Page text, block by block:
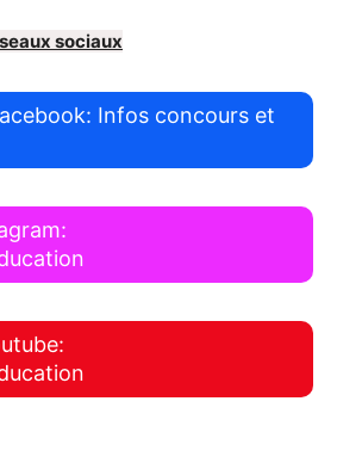
sociaux
Infos concours et